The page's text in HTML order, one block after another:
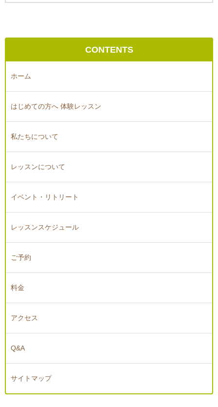
CONTENTS
ホーム
はじめての方へ 体験レッスン
私たちについて
レッスンについて
イベント・リトリート
レッスンスケジュール
ご予約
料金
アクセス
Q&A
サイトマップ